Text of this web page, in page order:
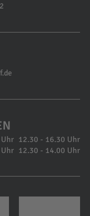
12.30 - 16.30 Uhr
12.30 - 14.00 Uhr